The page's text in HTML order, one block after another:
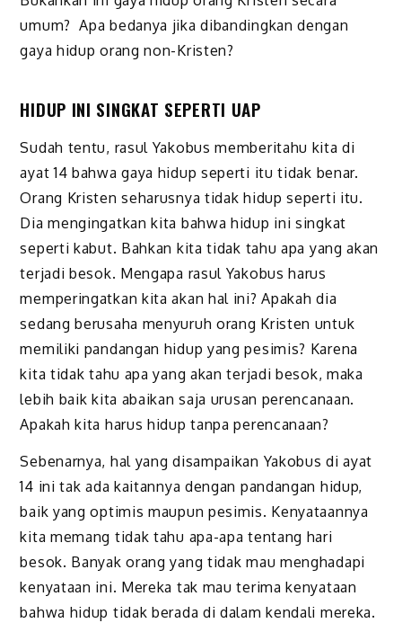
umum? Apa bedanya jika dibandingkan dengan
gaya hidup orang non-Kristen?
HIDUP INI SINGKAT SEPERTI UAP
Sudah tentu, rasul Yakobus memberitahu kita di
ayat 14 bahwa gaya hidup seperti itu tidak benar.
Orang Kristen seharusnya tidak hidup seperti itu.
Dia mengingatkan kita bahwa hidup ini singkat
seperti kabut. Bahkan kita tidak tahu apa yang akan
terjadi besok. Mengapa rasul Yakobus harus
memperingatkan kita akan hal ini? Apakah dia
sedang berusaha menyuruh orang Kristen untuk
memiliki pandangan hidup yang pesimis? Karena
kita tidak tahu apa yang akan terjadi besok, maka
lebih baik kita abaikan saja urusan perencanaan.
Apakah kita harus hidup tanpa perencanaan?
Sebenarnya, hal yang disampaikan Yakobus di ayat
14 ini tak ada kaitannya dengan pandangan hidup,
baik yang optimis maupun pesimis. Kenyataannya
kita memang tidak tahu apa-apa tentang hari
besok. Banyak orang yang tidak mau menghadapi
kenyataan ini. Mereka tak mau terima kenyataan
bahwa hidup tidak berada di dalam kendali mereka.